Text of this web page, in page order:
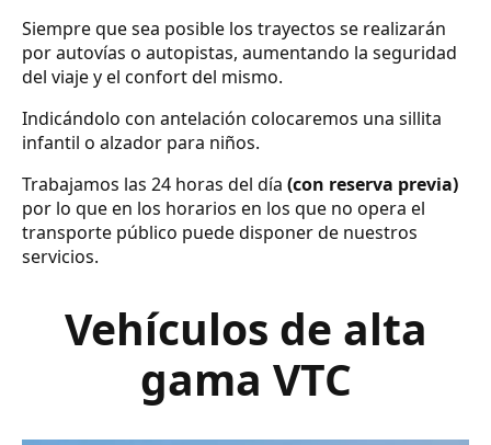
Siempre que sea posible los trayectos se realizarán
por autovías o autopistas, aumentando la seguridad
del viaje y el confort del mismo.
Indicándolo con antelación colocaremos una sillita
infantil o alzador para niños.
Trabajamos las 24 horas del día (con reserva previa)
por lo que en los horarios en los que no opera el
transporte público puede disponer de nuestros
servicios.
Vehículos de alta
gama VTC